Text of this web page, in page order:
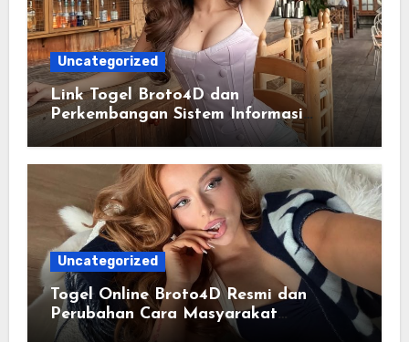
Uncategorized
Link Togel Broto4D dan
Perkembangan Sistem Informasi
Digital Masa Kini
Uncategorized
Togel Online Broto4D Resmi dan
Perubahan Cara Masyarakat
Mengakses Informasi Berbasis Data